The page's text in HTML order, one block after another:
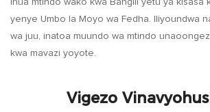
Inua mtindo wako kwa Bangili yetu ya kisasa
yenye Umbo la Moyo wa Fedha. Iliyoundwa
wa juu, inatoa muundo wa mtindo
kwa mavazi yoyote.
Vigezo